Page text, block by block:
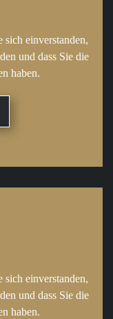
einverstanden,
und dass Sie die
haben.
einverstanden,
und dass Sie die
haben.